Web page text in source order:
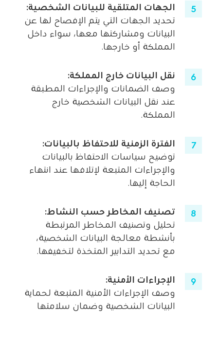
الجهات المتلقية للبيانات الشخصية:
تحديد الجهات التي يتم الإفصاح لها عن
البيانات ومشاركتها معها، سواء داخل
المملكة أو خارجها.
نقل البيانات خارج المملكة:
وصف الضمانات والإجراءات المطبقة
عند نقل البيانات الشخصية خارج
المملكة.
الفترة الزمنية للاحتفاظ بالبيانات:
توضيح سياسات الاحتفاظ بالبيانات
والإجراءات المتبعة لإتلافها عند انتهاء
الحاجة إليها.
تصنيف المخاطر حسب النشاط:
تحليل وتصنيف المخاطر المرتبطة
بأنشطة معالجة البيانات الشخصية،
مع تحديد التدابير المتخذة لتخفيفها.
الإجراءات الأمنية:
وصف الإجراءات الأمنية المتبعة لحماية
البيانات الشخصية وضمان سلامتها